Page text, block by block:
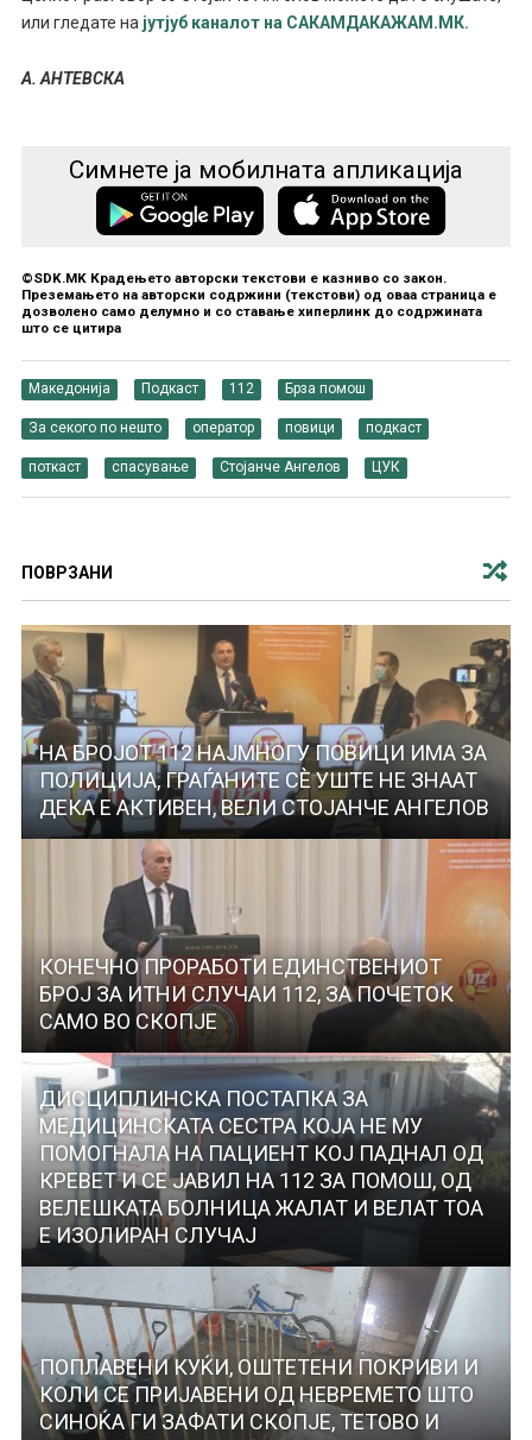
или гледате на јутјуб каналот на САКАМДАКАЖАМ.МК.
А. АНТЕВСКА
Симнете ја мобилната апликација
©SDK.MK Крадењето авторски текстови е казниво со закон.
Преземањето на авторски содржини (текстови) од оваа страница е
дозволено само делумно и со ставање хиперлинк до содржината
што се цитира
Македонија Подкаст 112 Брза помош
За секого по нешто оператор повици подкаст
поткаст спасување Стојанче Ангелов ЦУК
ПОВРЗАНИ
НА БРОЈОТ 112 НАЈМНОГУ ПОВИЦИ ИМА ЗА
ПОЛИЦИЈА, ГРАЃАНИТЕ СЀ УШТЕ НЕ ЗНААТ
ДЕКА Е АКТИВЕН, ВЕЛИ СТОЈАНЧЕ АНГЕЛОВ
КОНЕЧНО ПРОРАБОТИ ЕДИНСТВЕНИОТ
БРОЈ ЗА ИТНИ СЛУЧАИ 112, ЗА ПОЧЕТОК
САМО ВО СКОПЈЕ
ДИСЦИПЛИНСКА ПОСТАПКА ЗА
МЕДИЦИНСКАТА СЕСТРА КОЈА НЕ МУ
ПОМОГНАЛА НА ПАЦИЕНТ КОЈ ПАДНАЛ ОД
КРЕВЕТ И СЕ ЈАВИЛ НА 112 ЗА ПОМОШ, ОД
ВЕЛЕШКАТА БОЛНИЦА ЖАЛАТ И ВЕЛАТ ТОА
Е ИЗОЛИРАН СЛУЧАЈ
ПОПЛАВЕНИ КУЌИ, ОШТЕТЕНИ ПОКРИВИ И
КОЛИ СЕ ПРИЈАВЕНИ ОД НЕВРЕМЕТО ШТО
СИНОЌА ГИ ЗАФАТИ СКОПЈЕ, ТЕТОВО И